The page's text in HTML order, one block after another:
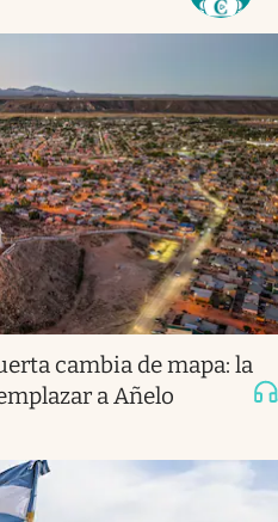
cambia de mapa: la
a Añelo